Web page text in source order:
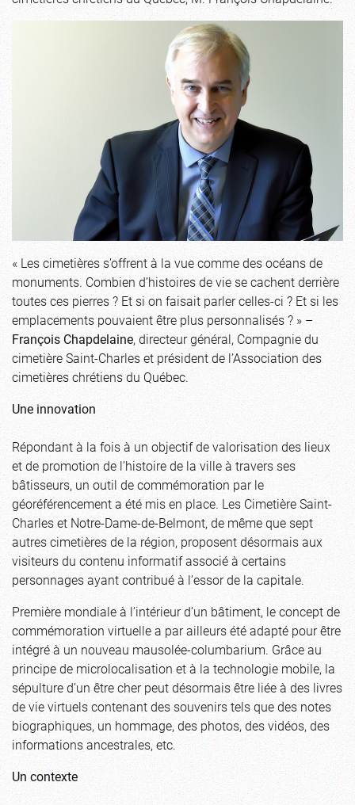
« Les cimetières s’offrent à la vue comme des océans de
monuments. Combien d’histoires de vie se cachent derrière
toutes ces pierres ? Et si on faisait parler celles-ci ? Et si les
emplacements pouvaient être plus personnalisés ? » –
François Chapdelaine, directeur général, Compagnie du
cimetière Saint-Charles et président de l’Association des
cimetières chrétiens du Québec.
Une innovation
Répondant à la fois à un objectif de valorisation des lieux
et de promotion de l’histoire de la ville à travers ses
bâtisseurs, un outil de commémoration par le
géoréférencement a été mis en place. Les Cimetière Saint-
Charles et Notre-Dame-de-Belmont, de même que sept
autres cimetières de la région, proposent désormais aux
visiteurs du contenu informatif associé à certains
personnages ayant contribué à l’essor de la capitale.
Première mondiale à l’intérieur d’un bâtiment, le concept de
commémoration virtuelle a par ailleurs été adapté pour être
intégré à un nouveau mausolée-columbarium. Grâce au
principe de microlocalisation et à la technologie mobile, la
sépulture d’un être cher peut désormais être liée à des livres
de vie virtuels contenant des souvenirs tels que des notes
biographiques, un hommage, des photos, des vidéos, des
informations ancestrales, etc.
Un contexte